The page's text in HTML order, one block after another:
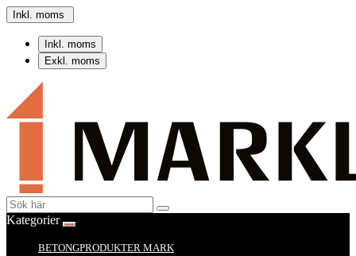
Inkl. moms
Inkl. moms
Exkl. moms
Kategorier
BETONGPRODUKTER MARK